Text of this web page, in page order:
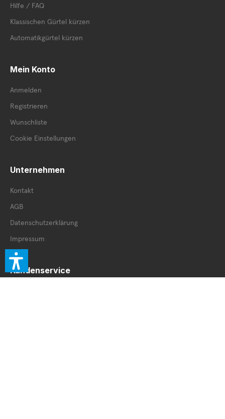
Hilfe / FAQ
Klassischen Gürtel kürzen
Automatikgürtel kürzen
Mein Konto
Anmelden
Registrieren
Wunschliste
Cookie Einstellungen
Unternehmen
Kontakt
AGB
Datenschutzerklärung
Impressum
Kundenservice